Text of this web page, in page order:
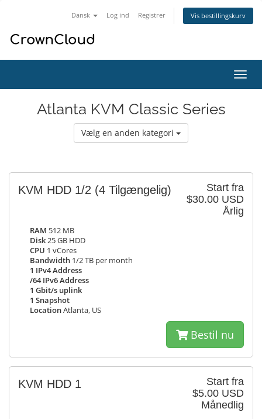
Dansk Log ind Registrer Vis bestillingskurv
Skift
Atlanta KVM Classic Series
Vælg en anden kategori
Start fra
$30.00 USD
Årlig
KVM HDD 1/2 (4 Tilgængelig)
RAM 512 MB
Disk25 GB HDD
CPU 1 vCores
Bandwidth 1/2 TB per month
1 IPv4 Address
/64 IPv6 Address
1 Gbit/s uplink
1 Snapshot
LocationAtlanta, US
Bestil nu
Start fra
$5.00 USD
Månedlig
KVM HDD 1